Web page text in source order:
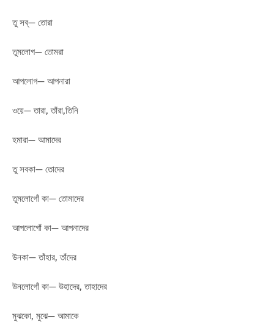
তু সব্— তোরা
তুমলোগ— তোমরা
আপলোগ— আপনারা
ওয়ে— তারা, তাঁরা,তিনি
হমারা— আমাদের
তু সবকা— তোদের
তুমলোগোঁ কা— তোমাদের
আপলোগোঁ কা— আপনাদের
উনকা— তাঁহার, তাঁদের
উনলোগোঁ কা— উহাদের, তাহাদের
মুঝকো, মুঝে— আমাকে